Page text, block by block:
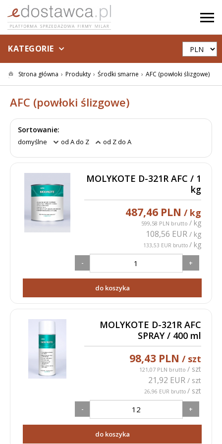
KATEGORIE
Strona główna Produkty Środki smarne AFC (powłoki ślizgowe)
AFC (powłoki ślizgowe)
Sortowanie:
domyślne od A do Z od Z do A
MOLYKOTE D-321R AFC / 1
kg
487,46 PLN/ kg
599,58 PLN brutto/ kg
108,56 EUR/ kg
133,53 EUR brutto/ kg
- +
do koszyka
MOLYKOTE D-321R AFC
SPRAY / 400 ml
98,43 PLN/ szt
121,07 PLN brutto/ szt
21,92 EUR/ szt
26,96 EUR brutto/ szt
- +
do koszyka